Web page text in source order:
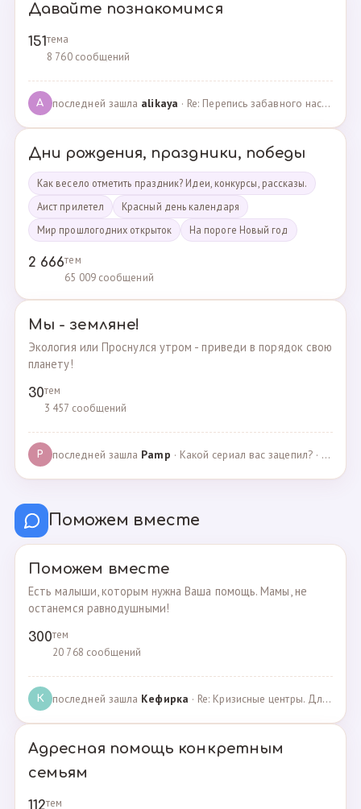
Давайте познакомимся
151тема
8 760 сообщений
A последней зашла alikaya · Re: Перепись забавного населения!!! · 09.09.2023
Дни рождения, праздники, победы
Как весело отметить праздник? Идеи, конкурсы, рассказы.
Аист прилетел
Красный день календаря
Мир прошлогодних открыток
На пороге Новый год
2 666тем
65 009 сообщений
Мы - земляне!
Экология или Проснулся утром - приведи в порядок свою
планету!
30тем
3 457 сообщений
P последней зашла Pamp · Какой сериал вас зацепил? · 07.05.2025
Поможем вместе
Поможем вместе
Есть малыши, которым нужна Ваша помощь. Мамы, не
останемся равнодушными!
300тем
20 768 сообщений
К последней зашла Кефирка · Re: Кризисные центры. Для женщин, попавших в трудн… · 06.03.2022
Адресная помощь конкретным
семьям
112тем